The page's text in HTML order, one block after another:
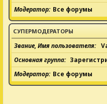
Модератор Все форумы
СУПЕРМОДЕРАТОРЫ
Звание, Имя пользователя
Основная группа
Модератор Все форумы